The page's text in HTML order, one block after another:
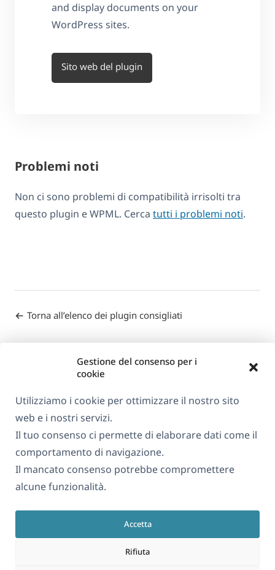
Gestione del consenso per i
cookie
Utilizziamo i cookie per ottimizzare il nostro sito
web e i nostri servizi.
Il tuo consenso ci permette di elaborare dati come il
comportamento di navigazione.
Il mancato consenso potrebbe compromettere
alcune funzionalità.
Accetta
Rifiuta
and display documents on your
WordPress sites.
Sito web del plugin
Problemi noti
Non ci sono problemi di compatibilità irrisolti tra
questo plugin e WPML. Cerca tutti i problemi noti.
Torna all’elenco dei plugin consigliati
Italiano
GDPR e Informativa sulla Privacy
Unisciti al nostro team(si
nuova
apre
in
una
nuova
apre
in
una
nuova
apre
una